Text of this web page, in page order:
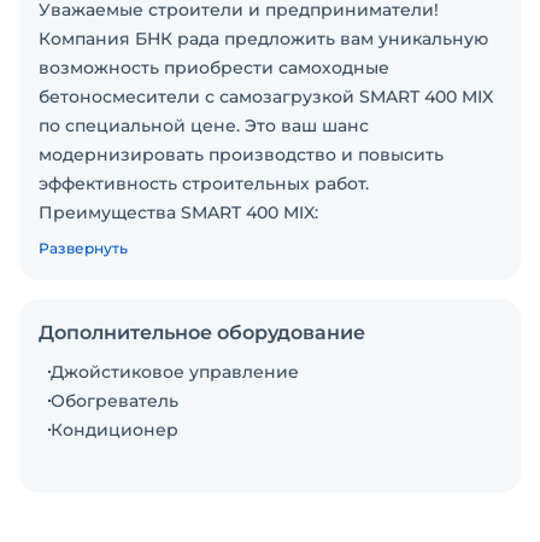
Уважаемые строители и предприниматели!
Компания БНК рада предложить вам уникальную
возможность приобрести самоходные
бетоносмесители с самозагрузкой SMART 400 MIX
по специальной цене. Это ваш шанс
модернизировать производство и повысить
эффективность строительных работ.
Преимущества SMART 400 MIX:
- автономность
- производительность
Двигатель – YUCHAI
Мощность – 125 л.с.
Емкость барабана – 6,5 куб.м.
Развернуть
Дополнительное оборудование
Джойстиковое управление
Обогреватель
Кондиционер